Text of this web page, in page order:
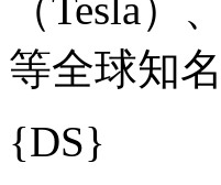
等全球知名
{DS}